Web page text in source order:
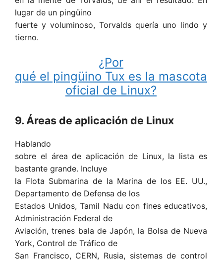
lugar de un pingüino
fuerte y voluminoso, Torvalds quería uno lindo y
tierno.
¿Por
qué el pingüino Tux es la mascota
oficial de Linux?
9. Áreas de aplicación de Linux
Hablando
sobre el área de aplicación de Linux, la lista es
bastante grande. Incluye
la Flota Submarina de la Marina de los EE. UU.,
Departamento de Defensa de los
Estados Unidos, Tamil Nadu con fines educativos,
Administración Federal de
Aviación, trenes bala de Japón, la Bolsa de Nueva
York, Control de Tráfico de
San Francisco, CERN, Rusia, sistemas de control